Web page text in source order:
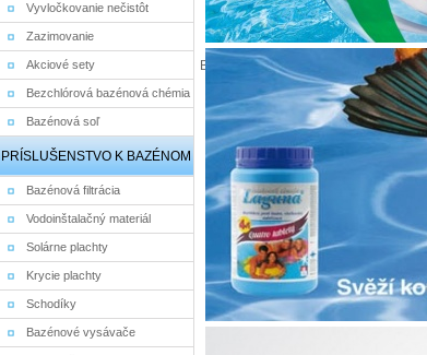
Vyvločkovanie nečistôt
Zazimovanie
Akciové sety
Bezchlórová bazénová chémia
Bazénová soľ
PRÍSLUŠENSTVO K BAZÉNOM
Bazénová filtrácia
Vodoinštalačný materiál
Solárne plachty
Krycie plachty
Schodíky
Bazénové vysávače
Bazenovo.sk Vám ponúka široký
dlhodobé pôsobenie
Nenašiel sa